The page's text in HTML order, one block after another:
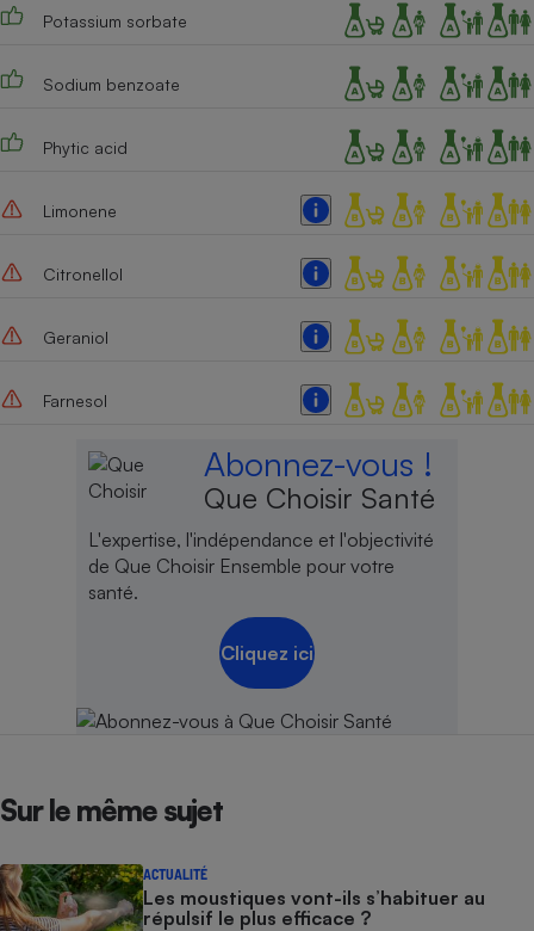
Potassium sorbate
Sodium benzoate
Phytic acid
Limonene
Citronellol
Geraniol
Farnesol
Abonnez-vous !
Que Choisir Santé
L'expertise, l'indépendance et l'objectivité
de Que Choisir Ensemble pour votre
santé.
Cliquez ici
Sur le même sujet
ACTUALITÉ
Les moustiques vont-ils s’habituer au
répulsif le plus efficace ?